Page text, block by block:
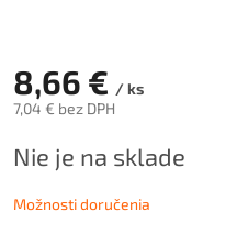
8,66 € / ks
7,04 € bez DPH
cena:
Nie je na sklade
Možnosti doručenia